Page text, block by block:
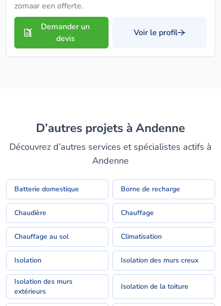
zomaar een offerte.
Demander un
devis
Voir le profil
D’autres projets à Andenne
Découvrez d’autres services et spécialistes actifs à
Andenne
Batterie domestique Borne de recharge
Chaudière Chauffage
Chauffage au sol Climatisation
Isolation Isolation des murs creux
Isolation des murs
extérieurs
Isolation de la toiture